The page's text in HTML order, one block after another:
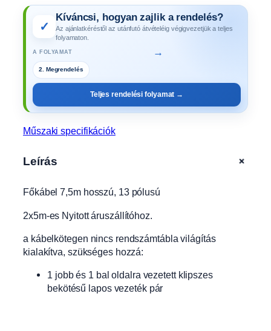
s
u
B
0
5
e
✓
Kíváncsi, hogyan zajlik a rendelés?
Az ajánlatkéréstől az utánfutó átvételéig végigvezetjük a teljes
folyamaton.
A FOLYAMAT →
3. Gyártás
Teljes rendelési folyamat →
Műszaki specifikációk
Leírás +
Főkábel 7,5m hosszú, 13 pólusú
2x5m-es Nyitott áruszállítóhoz.
a kábelkötegen nincs rendszámtábla világítás
kialakítva, szükséges hozzá:
1 jobb és 1 bal oldalra vezetett klipszes
bekötésű lapos vezeték pár